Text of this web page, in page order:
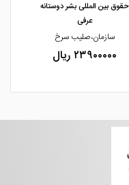
حقوق بین المللی بشر دوستانه
عرفی
سازمان،صلیب سرخ
۲۳۹۰۰۰۰۰ ریال